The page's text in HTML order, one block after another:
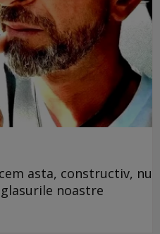
asta, constructiv, nu
noastre